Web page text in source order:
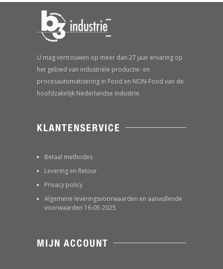
U mag vertrouwen op meer dan 27 jaar ervaring op
het gebied van industriële productie- en
procesautomatisering in Food en NON-Food van de
hoofdzakelijk Nederlandse industrie.
KLANTENSERVICE
Betaal methodes
Levering en Retour
Privacy policy
Algemene leveringsvoorwaarden en aanvullende
voorwaarden 16-05-2025
MIJN ACCOUNT